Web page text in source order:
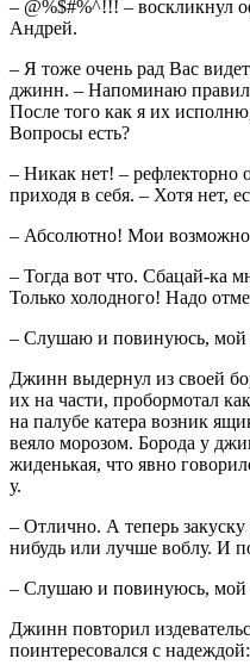
– @%$#%^!!! – воскликнул
Андрей.
– Я тоже очень рад Вас
джинн. – Напоминаю
После того как я их
Вопросы есть?
– Никак нет! – рефлекторно
приходя в себя. – Хотя нет,
– Абсолютно! Мои
– Тогда вот что. Сбацай-ка
Только холодного! Надо
– Слушаю и повинуюсь, мой
Джинн выдернул из своей
их на части, пробормотал
на палубе катера возник
веяло морозом. Борода у
жиденькая, что явно
у.
– Отлично. А теперь
нибудь или лучше воблу. И
– Слушаю и повинуюсь, мой
Джинн повторил
поинтересовался с надеждой: